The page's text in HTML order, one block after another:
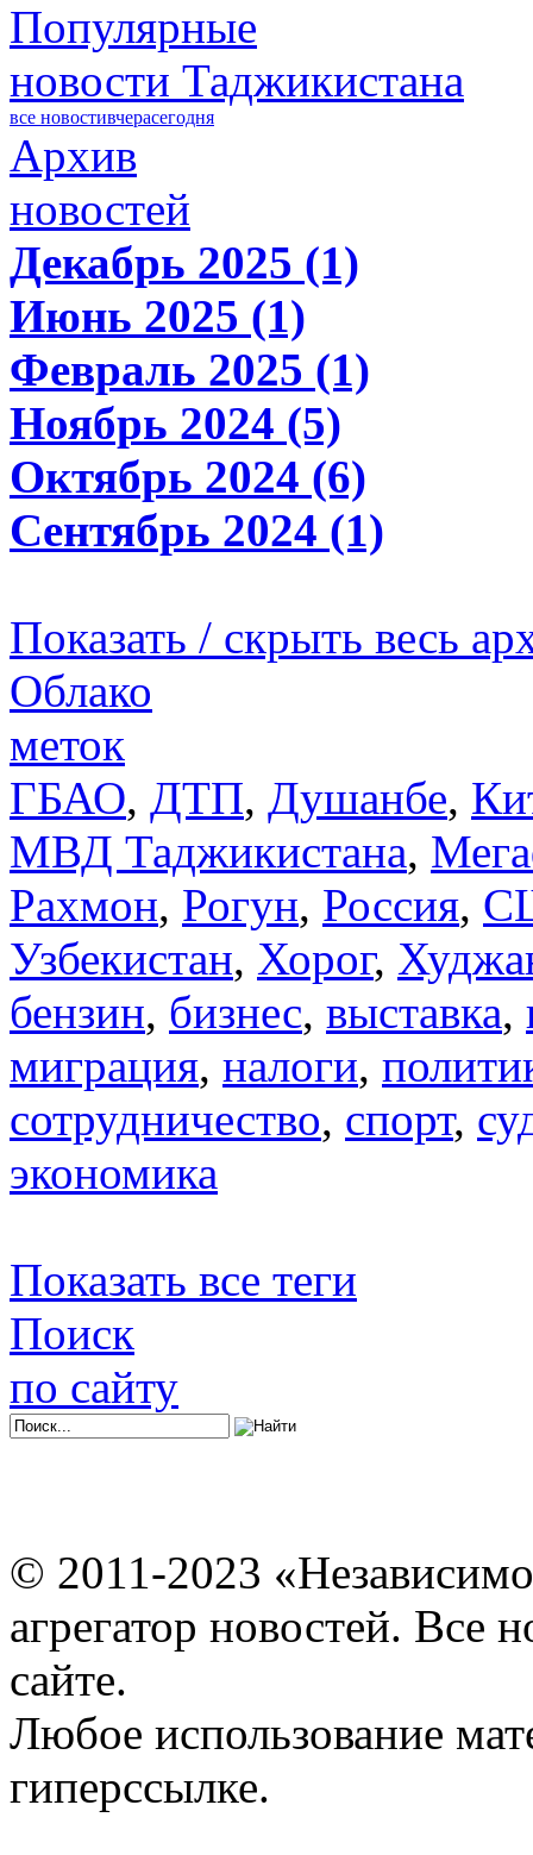
Популярные
новости Таджикистана
все новостивчерасегодня
Архив
новостей
Декабрь 2025 (1)
Июнь 2025 (1)
Февраль 2025 (1)
Ноябрь 2024 (5)
Октябрь 2024 (6)
Сентябрь 2024 (1)
Показать / скрыть весь
Облако
меток
ГБАО, ДТП, Душанбе,
МВД Таджикистана,
Рахмон, Рогун, Россия,
Узбекистан, Хорог,
бензин, бизнес, выставка,
миграция, налоги,
сотрудничество, спорт,
экономика
Показать все теги
Поиск
по сайту
© 2011-2023
агрегатор новостей. Все
сайте.
Любое использование
гиперссылке.